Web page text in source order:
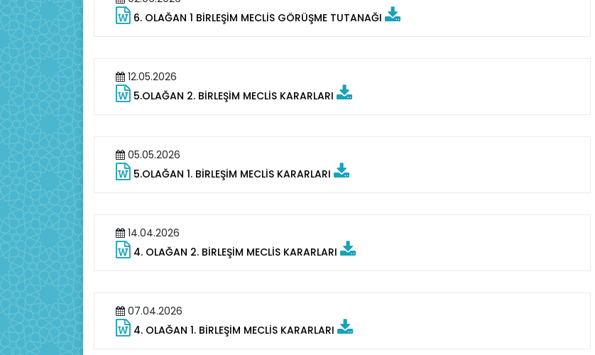
6. OLAĞAN 1 BİRLEŞİM MECLİS GÖRÜŞME TUTANAĞI
12.05.2026
5.OLAĞAN 2. BİRLEŞİM MECLİS KARARLARI
05.05.2026
5.OLAĞAN 1. BİRLEŞİM MECLİS KARARLARI
14.04.2026
4. OLAĞAN 2. BİRLEŞİM MECLİS KARARLARI
07.04.2026
4. OLAĞAN 1. BİRLEŞİM MECLİS KARARLARI